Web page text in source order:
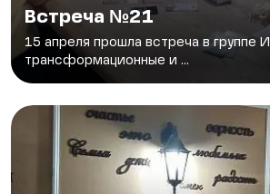
Встреча №21
15 апреля прошла встреча в группе
трансформационные и ...